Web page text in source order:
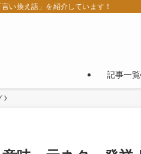
い換え語」を紹介しています！
記事一覧